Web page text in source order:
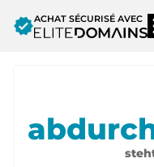
verifiedACHAT SÉCURISÉ AVEC